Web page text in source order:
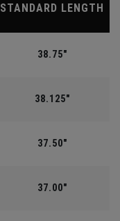
STANDARD LENGTH
38.75"
38.125"
37.50"
37.00"